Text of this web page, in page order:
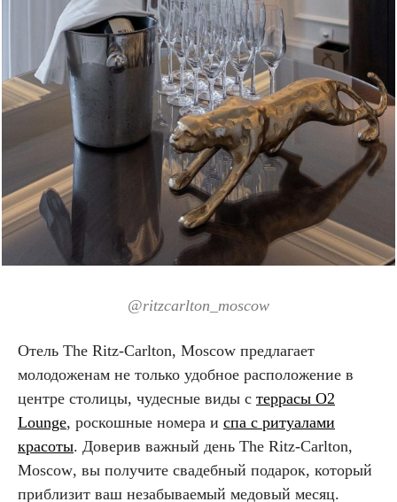
@ritzcarlton_moscow
Отель The Ritz-Carlton, Moscow предлагает
молодоженам не только удобное расположение в
центре столицы, чудесные виды с террасы O2
Lounge, роскошные номера и спа с ритуалами
красоты. Доверив важный день The Ritz-Carlton,
Moscow, вы получите свадебный подарок, который
приблизит ваш незабываемый медовый месяц.